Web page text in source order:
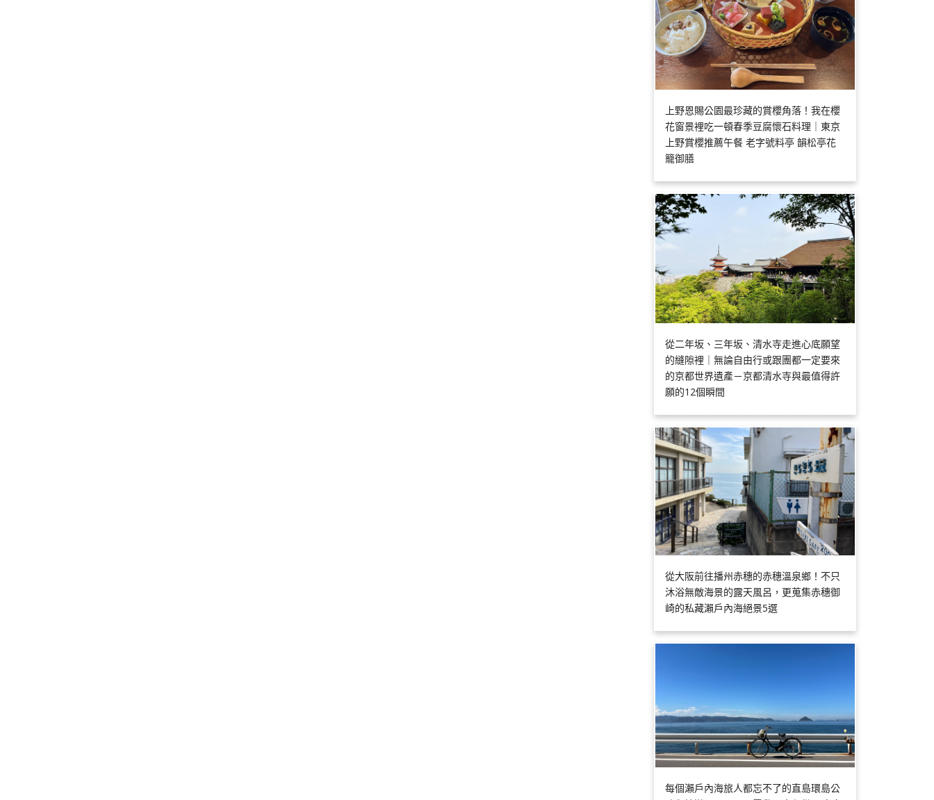
上野恩賜公園最珍藏的賞櫻角落！我在櫻
花窗景裡吃一頓春季豆腐懷石料理｜東京
上野賞櫻推薦午餐 老字號料亭 韻松亭花
籠御膳
從二年坂、三年坂、清水寺走進心底願望
的縫隙裡｜無論自由行或跟團都一定要來
的京都世界遺產－京都清水寺與最值得許
願的12個瞬間
從大阪前往播州赤穗的赤穗溫泉鄉！不只
沐浴無敵海景的露天風呂，更蒐集赤穗御
崎的私藏瀨戶內海絕景5選
每個瀨戶內海旅人都忘不了的直島環島公